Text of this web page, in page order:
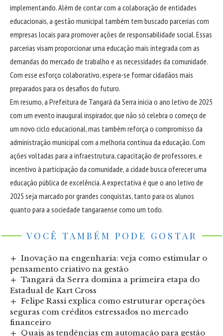
implementando. Além de contar com a colaboração de entidades
educacionais, a gestão municipal também tem buscado parcerias com
empresas locais para promover ações de responsabilidade social. Essas
parcerias visam proporcionar uma educação mais integrada com as
demandas do mercado de trabalho e as necessidades da comunidade.
Com esse esforço colaborativo, espera-se formar cidadãos mais
preparados para os desafios do futuro.
Em resumo, a Prefeitura de Tangará da Serra inicia o ano letivo de 2025
com um evento inaugural inspirador, que não só celebra o começo de
um novo ciclo educacional, mas também reforça o compromisso da
administração municipal com a melhoria contínua da educação. Com
ações voltadas para a infraestrutura, capacitação de professores, e
incentivo à participação da comunidade, a cidade busca oferecer uma
educação pública de excelência. A expectativa é que o ano letivo de
2025 seja marcado por grandes conquistas, tanto para os alunos
quanto para a sociedade tangaraense como um todo.
VOCÊ TAMBÉM PODE GOSTAR
Inovação na engenharia: veja como estimular o
pensamento criativo na gestão
Tangará da Serra domina a primeira etapa do
Estadual de Kart Cross
Felipe Rassi explica como estruturar operações
seguras com créditos estressados no mercado
financeiro
Quais as tendências em automação para gestão